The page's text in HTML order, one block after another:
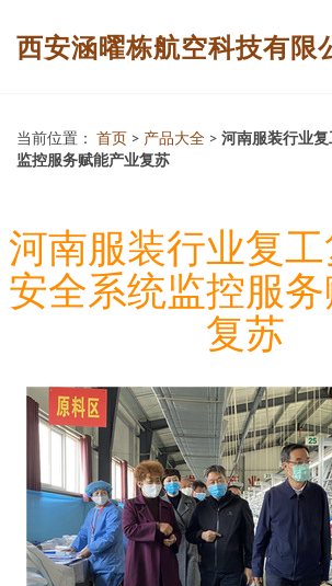
西安涵曜栋航空科技有限
当前位置： 首页 > 产品大全 > 河南服装行业
监控服务赋能产业复苏
河南服装行业复
安全系统监控服
复苏